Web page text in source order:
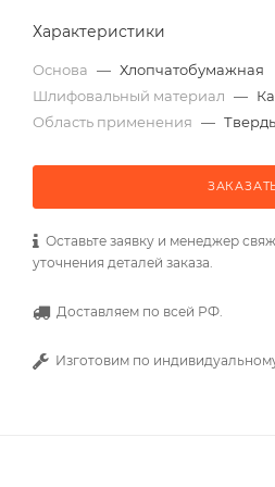
Характеристики
Основа — Хлопчатобумажная
Шлифовальный материал —
Область применения —
Оставьте заявку и менеджер
уточнения деталей заказа.
Доставляем по всей РФ.
Изготовим по индивидуальному